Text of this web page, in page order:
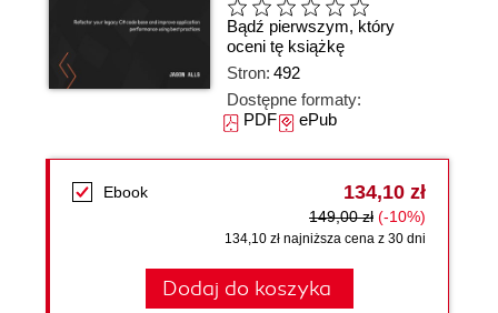
Bądź pierwszym, który
oceni tę książkę
Stron: 492
Dostępne formaty:
PDFePub
Ebook 134,10 zł
149,00 zł (-10%)
134,10 zł najniższa cena z 30 dni
Dodaj do koszyka